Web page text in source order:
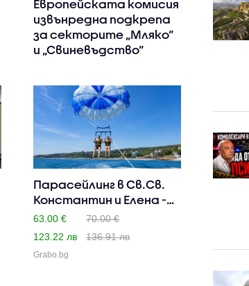
Европейската комисия
извънредна подкрепа
за секторите „Мляко“
и „Свиневъдство“
Парасейлинг в Св.Св.
Константин и Елена -
за..
63.00 €
70.00 €
123.22 лв
136.91 лв
Grabo.bg